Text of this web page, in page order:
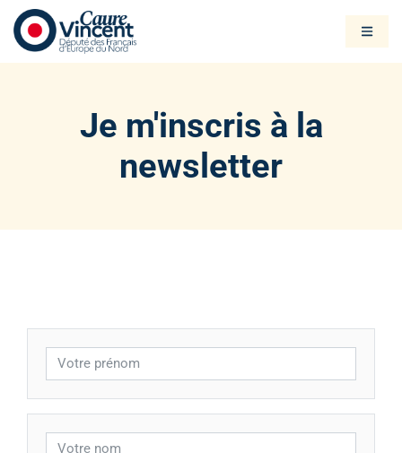
Je m'inscris à la
newsletter